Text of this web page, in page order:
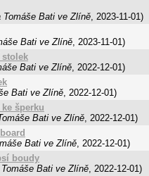
Tomáše Bati ve Zlíně, 2023-11-01)
Bati ve Zlíně, 2023-11-01)
stolek
Bati ve Zlíně, 2022-12-01)
Bati ve Zlíně, 2022-12-01)
šperku
Bati ve Zlíně, 2022-12-01)
Bati ve Zlíně, 2022-12-01)
boudy
Bati ve Zlíně, 2022-12-01)